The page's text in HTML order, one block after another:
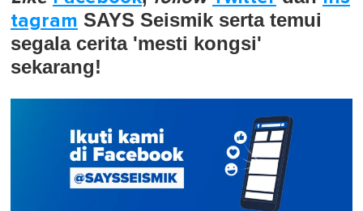
tagram SAYS Seismik serta temui
segala cerita 'mesti kongsi'
sekarang!